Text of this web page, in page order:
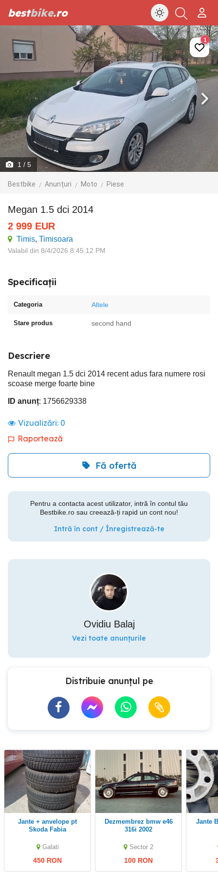
bestbike.ro
1 / 5
Bestbike Anunțuri Moto Piese
1
Megan 1.5 dci 2014
2 999 EUR
Timis, Timisoara
Valabil din 8/4/2026 8:45:12 PM
Specificații
Categoria Altele
Stare produs second hand
Descriere
Renault megan 1.5 dci 2014 recent adus fara numere rosi
scoase merge foarte bine
ID anunț: 1756629338
Vizualizări: 0
Raportează
Fă ofertă
Pentru a contacta acest utilizator, intră în contul tău
Bestbike.ro sau creează-ți rapid un cont nou!
Intră în cont / Înregistrează-te
Ovidiu Balaj
Vezi toate anunțurile
Distribuie anunțul pe
Jante + anvelope pt
Skoda Fabia
Galati
450 RON
dezmembrez bmw e46
316i 2002
Sector 2
100 RON
Jante